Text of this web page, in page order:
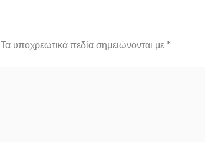
Τα υποχρεωτικά πεδία σημειώνονται με *